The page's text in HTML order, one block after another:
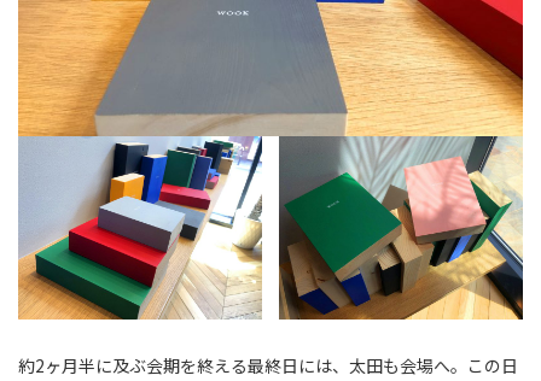
約2ヶ月半に及ぶ会期を終える最終日には、太田も会場へ。この日